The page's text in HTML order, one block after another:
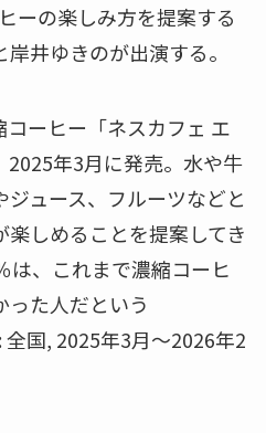
ーの楽しみ方を提案する
井ゆきのが出演する。
ーヒー「ネスカフェ エ
2025年3月に発売。水や牛
ュース、フルーツなどと
しめることを提案してき
は、これまで濃縮コーヒ
った人だという
全国, 2025年3月～2026年2